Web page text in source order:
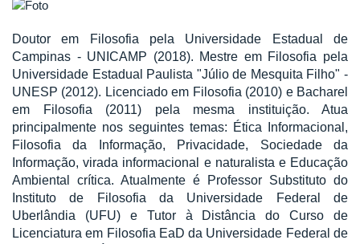
Doutor em Filosofia pela Universidade Estadual de
Campinas - UNICAMP (2018). Mestre em Filosofia pela
Universidade Estadual Paulista "Júlio de Mesquita Filho" -
UNESP (2012). Licenciado em Filosofia (2010) e Bacharel
em Filosofia (2011) pela mesma instituição. Atua
principalmente nos seguintes temas: Ética Informacional,
Filosofia da Informação, Privacidade, Sociedade da
Informação, virada informacional e naturalista e Educação
Ambiental crítica. Atualmente é Professor Substituto do
Instituto de Filosofia da Universidade Federal de
Uberlândia (UFU) e Tutor à Distância do Curso de
Licenciatura em Filosofia EaD da Universidade Federal de